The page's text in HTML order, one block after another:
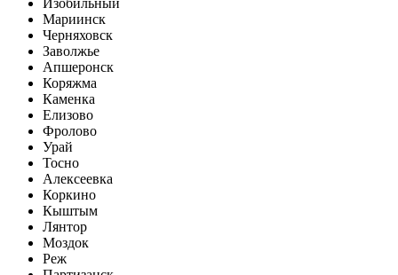
Изобильный
Мариинск
Черняховск
Заволжье
Апшеронск
Коряжма
Каменка
Елизово
Фролово
Урай
Тосно
Алексеевка
Коркино
Кыштым
Лянтор
Моздок
Реж